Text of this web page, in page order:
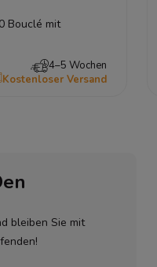
Bouclé mit
4–5 Wochen
Kostenloser Versand
bleiben Sie mit